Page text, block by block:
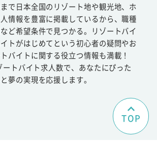
で日本全国のリゾート地や観光地、ホ
情報を豊富に掲載しているから、職種
ど希望条件で見つかる。リゾートバイ
トがはじめてという初心者の疑問やお
バイトに関する役立つ情報も満載！
トバイト求人数で、あなたにぴった
夢の実現を応援します。
TOP